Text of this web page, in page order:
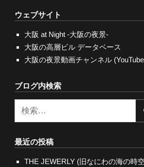
ウェブサイト
大阪 at Night -大阪の夜景-
大阪の高層ビル データベース
大阪の夜景動画チャンネル
ブログ内検索
最近の投稿
THE JEWERLY (旧なにわの海の時